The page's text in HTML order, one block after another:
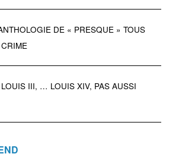
DE « PRESQUE » TOUS
III, … LOUIS XIV, PAS AUSSI